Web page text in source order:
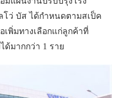
ว่ บัส ได้กำหนดตามสเป็ค
เพิ่มทางเลือกแก่ลูกค้าที่
ด้มากกว่า 1 ราย